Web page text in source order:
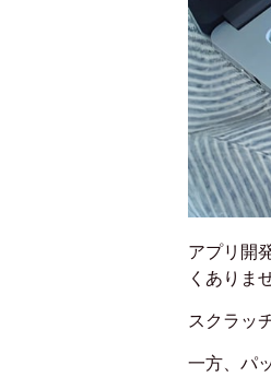
アプリ開
くありま
スクラッ
一方、パ